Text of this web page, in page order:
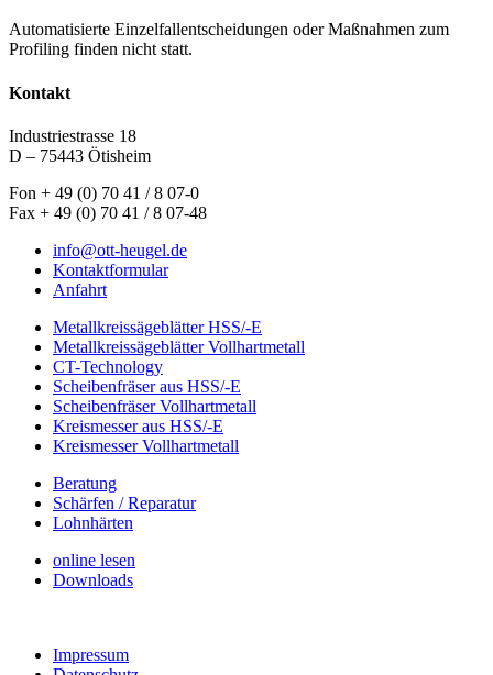
Automatisierte Einzelfallentscheidungen oder Maßnahmen zum
Profiling finden nicht statt.
Kontakt
Industriestrasse 18
D – 75443 Ötisheim
Fon + 49 (0) 70 41 / 8 07-0
Fax + 49 (0) 70 41 / 8 07-48
info@ott-heugel.de
Kontaktformular
Anfahrt
Metallkreissägeblätter HSS/-E
Metallkreissägeblätter Vollhartmetall
CT-Technology
Scheibenfräser aus HSS/-E
Scheibenfräser Vollhartmetall
Kreismesser aus HSS/-E
Kreismesser Vollhartmetall
Beratung
Schärfen / Reparatur
Lohnhärten
online lesen
Downloads
Impressum